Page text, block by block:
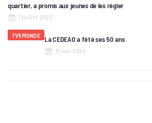
quartier, a promis aux jeunes de les régler
1 juillet 2025
TV5MONDE La CEDEAO a fêté ses 50 ans
31 mai 2025